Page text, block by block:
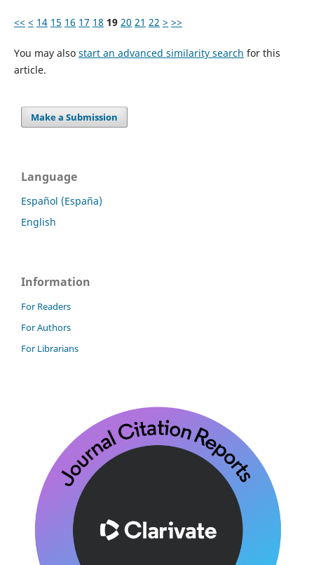
<< < 14 15 16 17 18 19 20 21 22 > >>
You may also start an advanced similarity search for this
article.
Make a Submission
Language
Español (España)
English
Information
For Readers
For Authors
For Librarians